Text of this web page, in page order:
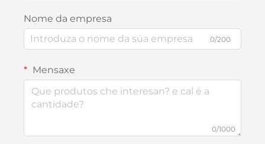
Nome da empresa
0/200
Mensaxe
0/1000